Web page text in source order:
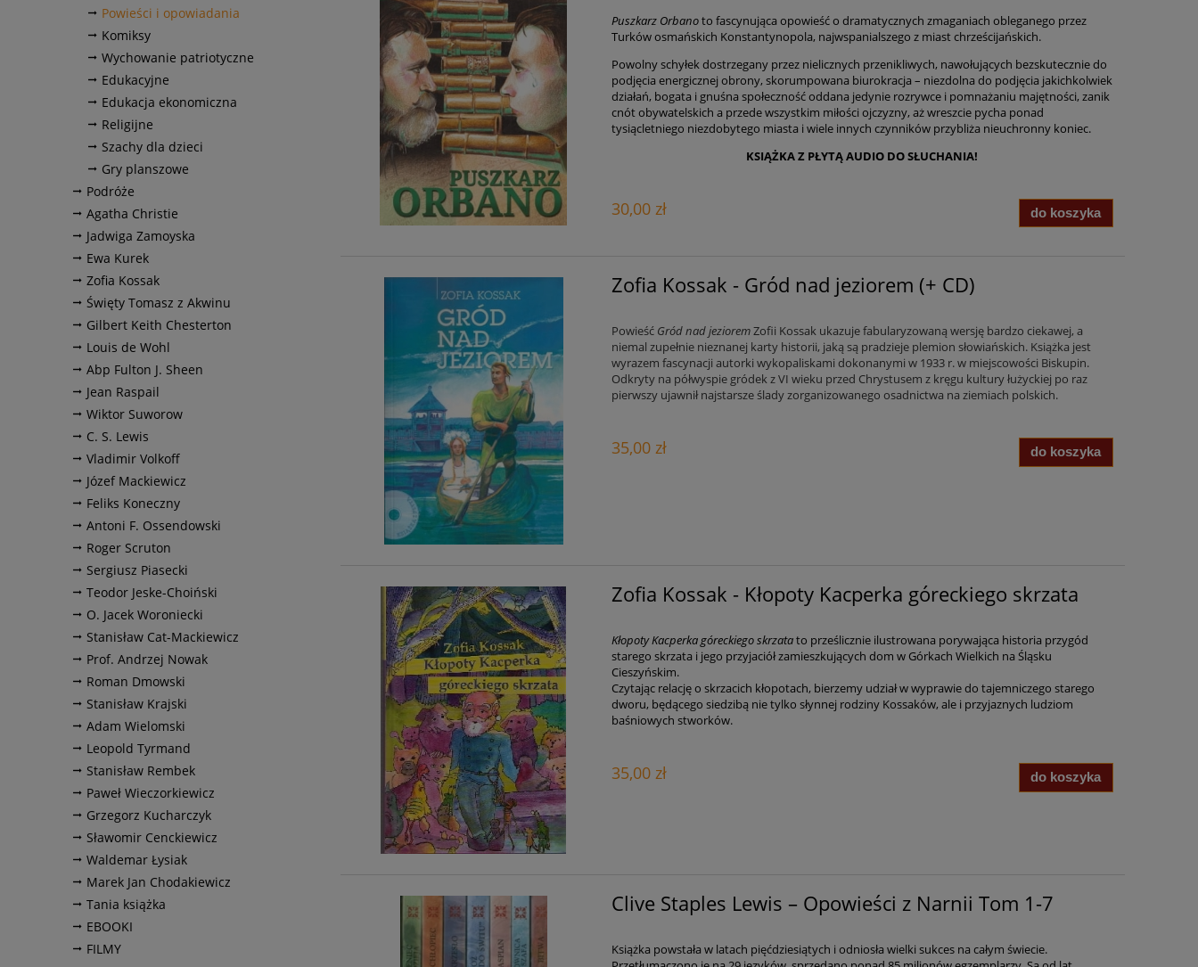
Powieści i opowiadania
Komiksy
Wychowanie patriotyczne
Edukacyjne
Edukacja ekonomiczna
Religijne
Szachy dla dzieci
Gry planszowe
Podróże
Agatha Christie
Jadwiga Zamoyska
Ewa Kurek
Zofia Kossak
Święty Tomasz z Akwinu
Gilbert Keith Chesterton
Louis de Wohl
Abp Fulton J. Sheen
Jean Raspail
Wiktor Suworow
C. S. Lewis
Vladimir Volkoff
Józef Mackiewicz
Feliks Koneczny
Antoni F. Ossendowski
Roger Scruton
Sergiusz Piasecki
Teodor Jeske-Choiński
O. Jacek Woroniecki
Stanisław Cat-Mackiewicz
Prof. Andrzej Nowak
Roman Dmowski
Stanisław Krajski
Adam Wielomski
Leopold Tyrmand
Stanisław Rembek
Paweł Wieczorkiewicz
Grzegorz Kucharczyk
Sławomir Cenckiewicz
Waldemar Łysiak
Marek Jan Chodakiewicz
Tania książka
EBOOKI
FILMY
Puszkarz Orbanoto fascynująca opowieść o dramatycznych zmaganiach obleganego przez
Turków osmańskich Konstantynopola, najwspanialszego z miast chrześcijańskich.
Powolny schyłek dostrzegany przez nielicznych przenikliwych, nawołujących bezskutecznie do
podjęcia energicznej obrony, skorumpowana biurokracja – niezdolna do podjęcia jakichkolwiek
działań, bogata i gnuśna społeczność oddana jedynie rozrywce i pomnażaniu majętności, zanik
cnót obywatelskich a przede wszystkim miłości ojczyzny, aż wreszcie pycha ponad
tysiącletniego niezdobytego miasta i wiele innych czynników przybliża nieuchronny koniec.
KSIĄŻKA Z PŁYTĄ AUDIO DO SŁUCHANIA!
30,00 zł do koszyka
Zofia Kossak - Gród nad jeziorem (+ CD)
Powieść Gród nad jezioremZofii Kossak ukazuje fabularyzowaną wersję bardzo ciekawej, a
niemal zupełnie nieznanej karty historii, jaką są pradzieje plemion słowiańskich. Książka jest
wyrazem fascynacji autorki wykopaliskami dokonanymi w 1933 r. w miejscowości Biskupin.
Odkryty na półwyspie gródek z VI wieku przed Chrystusem z kręgu kultury łużyckiej po raz
pierwszy ujawnił najstarsze ślady zorganizowanego osadnictwa na ziemiach polskich.
35,00 zł do koszyka
Zofia Kossak - Kłopoty Kacperka góreckiego skrzata
Kłopoty Kacperka góreckiego skrzatato prześlicznie ilustrowana porywająca historia przygód
starego skrzata i jego przyjaciół zamieszkujących dom w Górkach Wielkich na Śląsku
Cieszyńskim.
Czytając relację o skrzacich kłopotach, bierzemy udział w wyprawie do tajemniczego starego
dworu, będącego siedzibą nie tylko słynnej rodziny Kossaków, ale i przyjaznych ludziom
baśniowych stworków.
35,00 zł do koszyka
Clive Staples Lewis – Opowieści z Narnii Tom 1-7
Książka powstała w latach pięćdziesiątych i odniosła wielki sukces na całym świecie.